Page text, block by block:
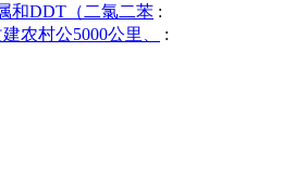
和DDT（二氯二苯 :
农村公5000公里、 :